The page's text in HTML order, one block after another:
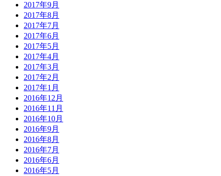
2017年9月
2017年8月
2017年7月
2017年6月
2017年5月
2017年4月
2017年3月
2017年2月
2017年1月
2016年12月
2016年11月
2016年10月
2016年9月
2016年8月
2016年7月
2016年6月
2016年5月